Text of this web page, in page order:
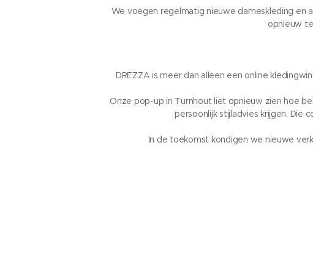
We voegen regelmatig nieuwe dameskleding en
opnieuw
DREZZA is meer dan alleen een online
Onze pop-up in Turnhout liet opnieuw zien hoe
persoonlijk stijladvies krijgen. Die
In de toekomst kondigen we nieuwe